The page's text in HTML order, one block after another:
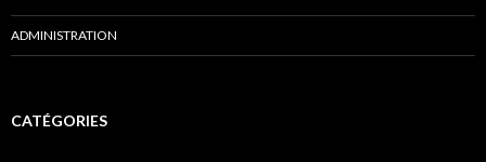
ADMINISTRATION
CATÉGORIES